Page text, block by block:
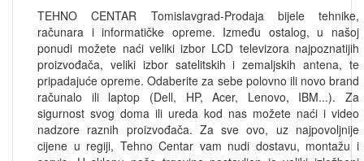
TEHNO CENTAR Tomislavgrad-Prodaja bijele tehnike,
računara i informatičke opreme. Između ostalog, u našoj
ponudi možete naći veliki izbor LCD televizora najpoznatijih
proizvođača, veliki izbor satelitskih i zemaljskih antena, te
pripadajuće opreme. Odaberite za sebe polovno ili novo brand
računalo ili laptop (Dell, HP, Acer, Lenovo, IBM...). Za
sigurnost svog doma ili ureda kod nas možete naći i video
nadzore raznih proizvođača. Za sve ovo, uz najpovoljnije
cijene u regiji, Tehno Centar vam nudi dostavu, montažu i